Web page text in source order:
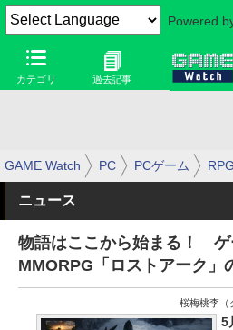
Powered
カテゴリ 過去記事
GAME Watch PC PCゲーム RPG
ニュース
物語はここから始まる！ ゲ
MMORPG「ロストアーク」
桜梅桃李（
5